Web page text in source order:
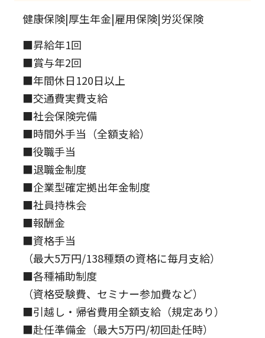
健康保険|厚生年金|雇用保険|労災保険
■昇給年1回
■賞与年2回
■年間休日120日以上
■交通費実費支給
■社会保険完備
■時間外手当（全額支給）
■役職手当
■退職金制度
■企業型確定拠出年金制度
■社員持株会
■報酬金
■資格手当
（最大5万円/138種類の資格に毎月支給）
■各種補助制度
（資格受験費、セミナー参加費など）
■引越し・帰省費用全額支給（規定あり）
■赴任準備金（最大5万円/初回赴任時）